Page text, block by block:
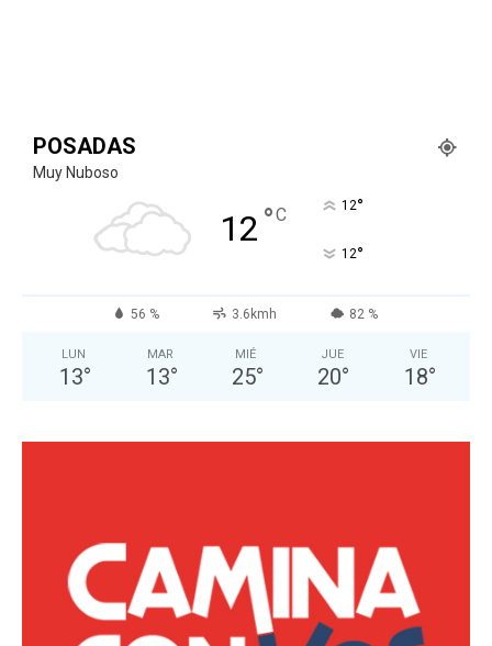
POSADAS
Muy Nuboso
12 °C 12°
12°
56 % 3.6kmh 82 %
LUN
13°
MAR
13°
MIÉ
25°
JUE
20°
VIE
18°